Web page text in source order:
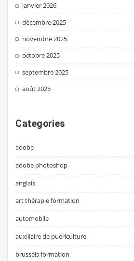
janvier 2026
décembre 2025
novembre 2025
octobre 2025
septembre 2025
août 2025
Categories
adobe
adobe photoshop
anglais
art thérapie formation
automobile
auxiliaire de puericulture
brussels formation